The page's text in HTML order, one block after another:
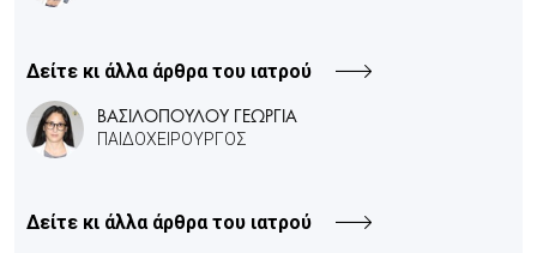
Δείτε κι άλλα άρθρα του ιατρού
ΒΑΣΙΛΟΠΟΥΛΟΥ ΓΕΩΡΓΙΑ
ΠΑΙΔΟΧΕΙΡΟΥΡΓΟΣ
Δείτε κι άλλα άρθρα του ιατρού